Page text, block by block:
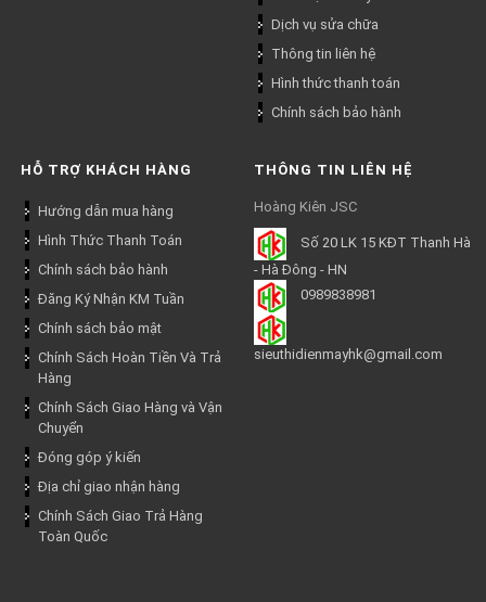
Dịch vụ sửa chữa
Thông tin liên hệ
Hình thức thanh toán
Chính sách bảo hành
HỖ TRỢ KHÁCH HÀNG
Hướng dẫn mua hàng
Hình Thức Thanh Toán
Chính sách bảo hành
Đăng Ký Nhận KM Tuần
Chính sách bảo mật
Chính Sách Hoàn Tiền Và Trả
Hàng
Chính Sách Giao Hàng và Vận
Chuyển
Đóng góp ý kiến
Địa chỉ giao nhận hàng
Chính Sách Giao Trả Hàng
Toàn Quốc
THÔNG TIN LIÊN HỆ
Hoàng Kiên JSC
Số 20 LK 15 KĐT Thanh Hà
- Hà Đông - HN
0989838981
sieuthidienmayhk@gmail.com